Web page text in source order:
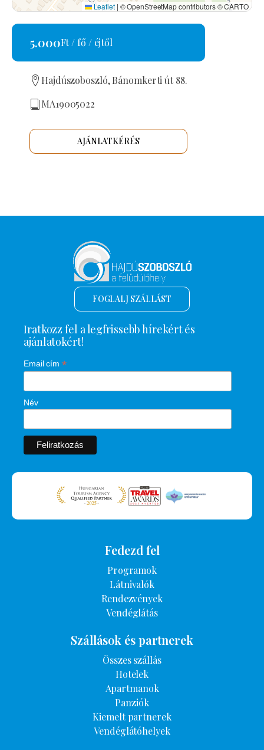
Leaflet | © OpenStreetMap contributors © CARTO
5.000Ft / fő / éjtől
Hajdúszoboszló, Bánomkerti út 88.
MA19005022
AJÁNLATKÉRÉS
FOGLALJ SZÁLLÁST
Iratkozz fel a legfrissebb hírekért és
ajánlatokért!
Email cím *
Név
Fedezd fel
Programok
Látnivalók
Rendezvények
Vendéglátás
Szállások és partnerek
Összes szállás
Hotelek
Apartmanok
Panziók
Kiemelt partnerek
Vendéglátóhelyek